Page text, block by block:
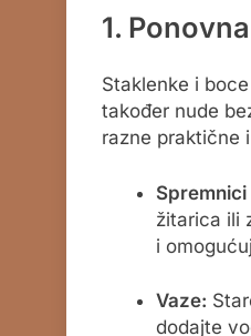
1.
Staklenke i
također nude
razne praktične
Spremnici
žitarica ili
i
Vaze:
dodajte